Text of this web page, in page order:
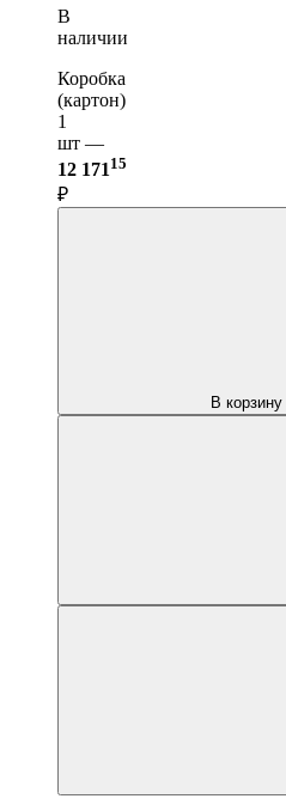
В
наличии
Коробка
(картон)
1
шт —
12 171 15
₽
В корзину